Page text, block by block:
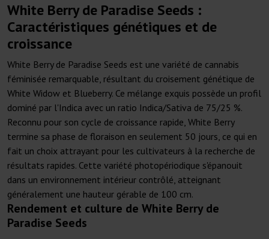
White Berry de Paradise Seeds :
Caractéristiques génétiques et de
croissance
White Berry de Paradise Seeds est une variété de cannabis
féminisée remarquable, résultant du croisement génétique de
White Widow et Blueberry. Ce mélange exquis possède un profil
dominé par l'Indica avec un ratio Indica/Sativa de 75/25 %.
Reconnu pour son cycle de croissance rapide, White Berry
termine sa phase de floraison en seulement 50 jours, ce qui en
fait un choix attrayant pour les cultivateurs à la recherche de
résultats rapides. Cette variété photopériodique s'épanouit
dans un environnement intérieur contrôlé, atteignant
généralement une hauteur gérable de 100 cm.
Rendement et culture de White Berry de
Paradise Seeds